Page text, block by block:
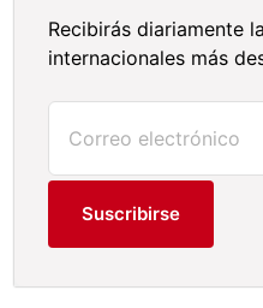
Recibirás diariamente
internacionales más
Suscribirse